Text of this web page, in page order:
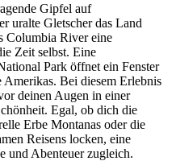
Gipfel auf
uralte Gletscher das Land
Columbia River eine
Zeit selbst. Eine
Park öffnet ein Fenster
Bei diesem Erlebnis
deinen Augen in einer
Egal, ob dich die
Erbe Montanas oder die
Reisens locken, eine
und Abenteuer zugleich.